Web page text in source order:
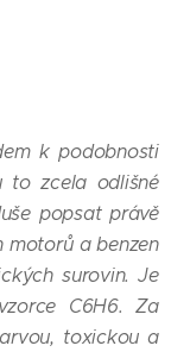
k podobnosti
to zcela odlišné
popsat právě
motorů a benzen
surovin. Je
C6H6. Za
toxickou a